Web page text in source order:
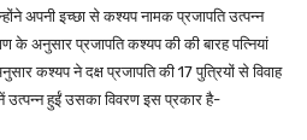
अपनी इच्छा से कश्यप नामक प्रजापति उत्पन्न
के अनुसार प्रजापति कश्यप की की बारह पत्नियां
कश्यप ने दक्ष प्रजापति की 17 पुत्रियों से विवाह
उत्पन्न हुईं उसका विवरण इस प्रकार है-